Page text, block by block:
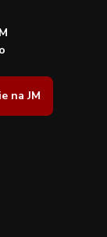
na JM